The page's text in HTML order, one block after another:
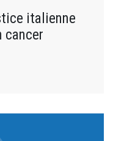
italienne
cancer